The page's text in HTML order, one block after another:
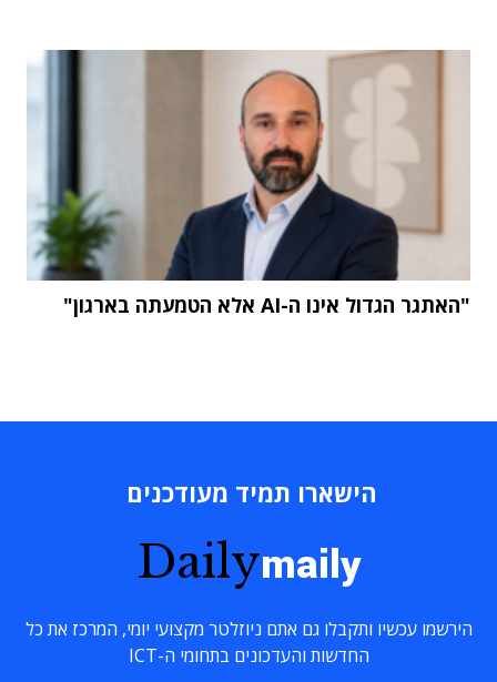
"האתגר הגדול אינו ה-AI אלא הטמעתה בארגון"
הישארו תמיד מעודכנים
Dailymaily
הירשמו עכשיו ותקבלו גם אתם ניוזלטר מקצועי יומי, המרכז את כל
החדשות והעדכונים בתחומי ה-ICT